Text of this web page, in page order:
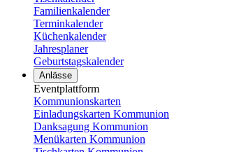
Familienkalender
Terminkalender
Küchenkalender
Jahresplaner
Geburtstagskalender
Anlässe
Eventplattform
Kommunionskarten
Einladungskarten Kommunion
Danksagung Kommunion
Menükarten Kommunion